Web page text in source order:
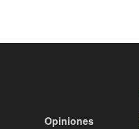
Opiniones